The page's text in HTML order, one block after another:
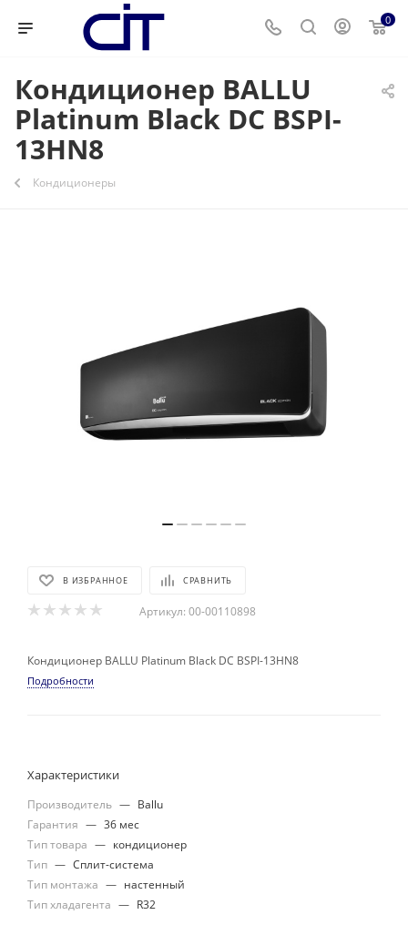
0
Кондиционер BALLU
Platinum Black DC BSPI-
13HN8
Кондиционеры
В ИЗБРАННОЕ СРАВНИТЬ
Артикул: 00-00110898
Кондиционер BALLU Platinum Black DC BSPI-13HN8
Подробности
Характеристики
Производитель — Ballu
Гарантия — 36 мес
Тип товара — кондиционер
Тип — Сплит-система
Тип монтажа — настенный
Тип хладагента — R32